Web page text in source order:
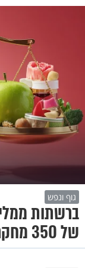
גוף ונפש
ברשתות
של 350 מחקרים מציגה תמונה אחרת